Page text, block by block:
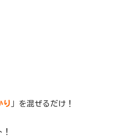
り 」を混ぜるだけ！